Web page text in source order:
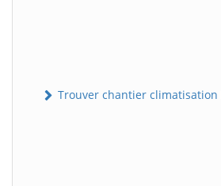
Trouver chantier climatisation